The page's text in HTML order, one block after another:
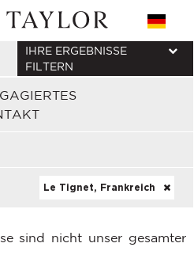
IHRE ERGEBNISSE
FILTERN
Le Tignet, Frankreich
sind nicht unser gesamter